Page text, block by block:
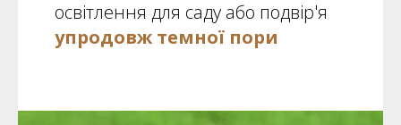
освітлення для саду або подвір'я
упродовж темної пори